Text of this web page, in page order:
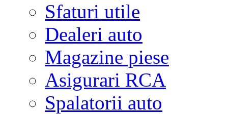
Sfaturi utile
Dealeri auto
Magazine piese
Asigurari RCA
Spalatorii auto